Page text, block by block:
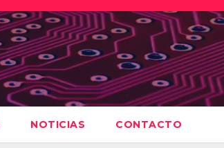
NOTICIAS CONTACTO